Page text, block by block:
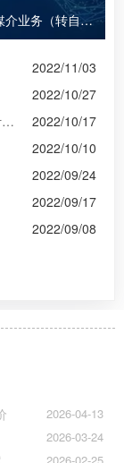
耐克比稿结果揭晓，OMD赢得Burberry全球媒介业务（转自广告狂人日报）
2022/11/03
2022/10/27
2022/10/17
签约杭州康洁公司摄影、产品摄影、画册设计制作
2022/10/10
2022/09/24
2022/09/17
2022/09/08
2026-04-13
2026-03-24
2026-02-25